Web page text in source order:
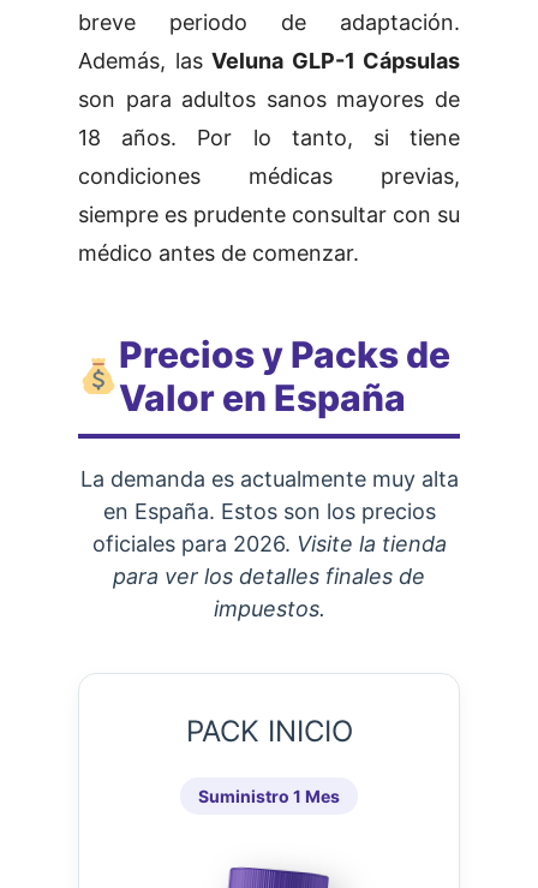
breve periodo de adaptación.
Además, las Veluna GLP-1 Cápsulas
son para adultos sanos mayores de
18 años. Por lo tanto, si tiene
condiciones médicas previas,
siempre es prudente consultar con su
médico antes de comenzar.
Precios y Packs de
Valor en España
La demanda es actualmente muy alta
en España. Estos son los precios
oficiales para 2026. Visite la tienda
para ver los detalles finales de
impuestos.
PACK INICIO
Suministro 1 Mes